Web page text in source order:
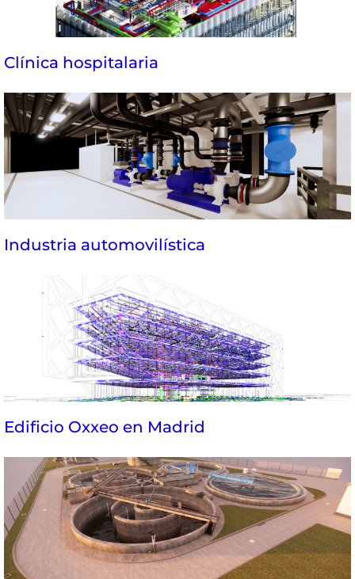
Clínica hospitalaria
Industria automovilística
Edificio Oxxeo en Madrid